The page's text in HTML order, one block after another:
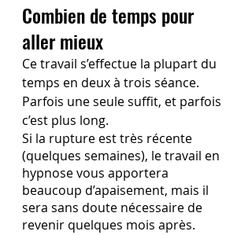
Combien de temps pour
aller mieux
Ce travail s’effectue la plupart du
temps en deux à trois séance.
Parfois une seule suffit, et parfois
c’est plus long.
Si la rupture est très récente
(quelques semaines), le travail en
hypnose vous apportera
beaucoup d’apaisement, mais il
sera sans doute nécessaire de
revenir quelques mois après.